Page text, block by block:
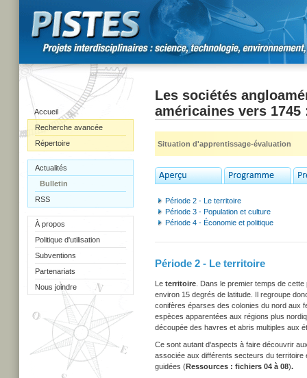
Accueil
Recherche avancée
Répertoire
Actualités
Bulletin
RSS
À propos
Politique d'utilisation
Subventions
Partenariats
Nous joindre
Les sociétés
américaines vers 1745
Situation d'apprentissage-évaluation
Période 2 - Le territoire
Période 3 - Population et culture
Période 4 - Économie et politique
Période 2 - Le territoire
Le territoire . Dans le premier temps de
environ 15 degrés de latitude. Il regroupe
conifères éparses des colonies du nord aux
espèces apparentées aux régions plus
découpée des havres et abris multiples aux
Ce sont autant d'aspects à faire découvrir
associée aux différents secteurs du
guidées (Ressources : fichiers 04 à 08).